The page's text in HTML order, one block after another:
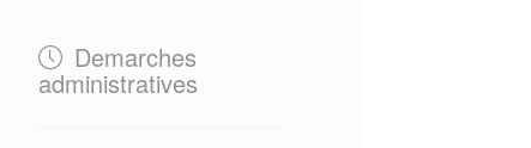
Demarches
administratives